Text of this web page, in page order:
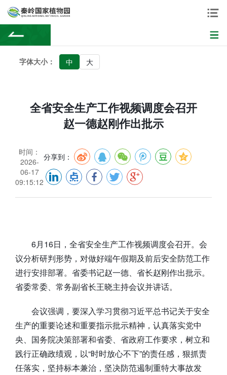
字体大小： 中 大
全省安全生产工作视频调度会召开
赵一德赵刚作出批示
时间：
2026-
06-17
09:15:12
分享到：
6月16日，全省安全生产工作视频调度会召开。会
议分析研判形势，对做好端午假期及前后安全防范工作
进行安排部署。省委书记赵一德、省长赵刚作出批示。
省委常委、常务副省长王晓主持会议并讲话。
会议强调，要深入学习贯彻习近平总书记关于安全
生产的重要论述和重要指示批示精神，认真落实党中
央、国务院决策部署和省委、省政府工作要求，树立和
践行正确政绩观，以“时时放心不下”的责任感，狠抓责
任落实，坚持标本兼治，坚决防范遏制重特大事故发